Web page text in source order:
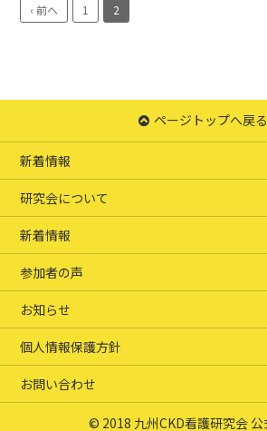
‹ 前へ 1 2
ページトップへ戻る
新着情報
研究会について
新着情報
参加者の声
お知らせ
個人情報保護方針
お問い合わせ
© 2018 九州CKD看護研究会 公